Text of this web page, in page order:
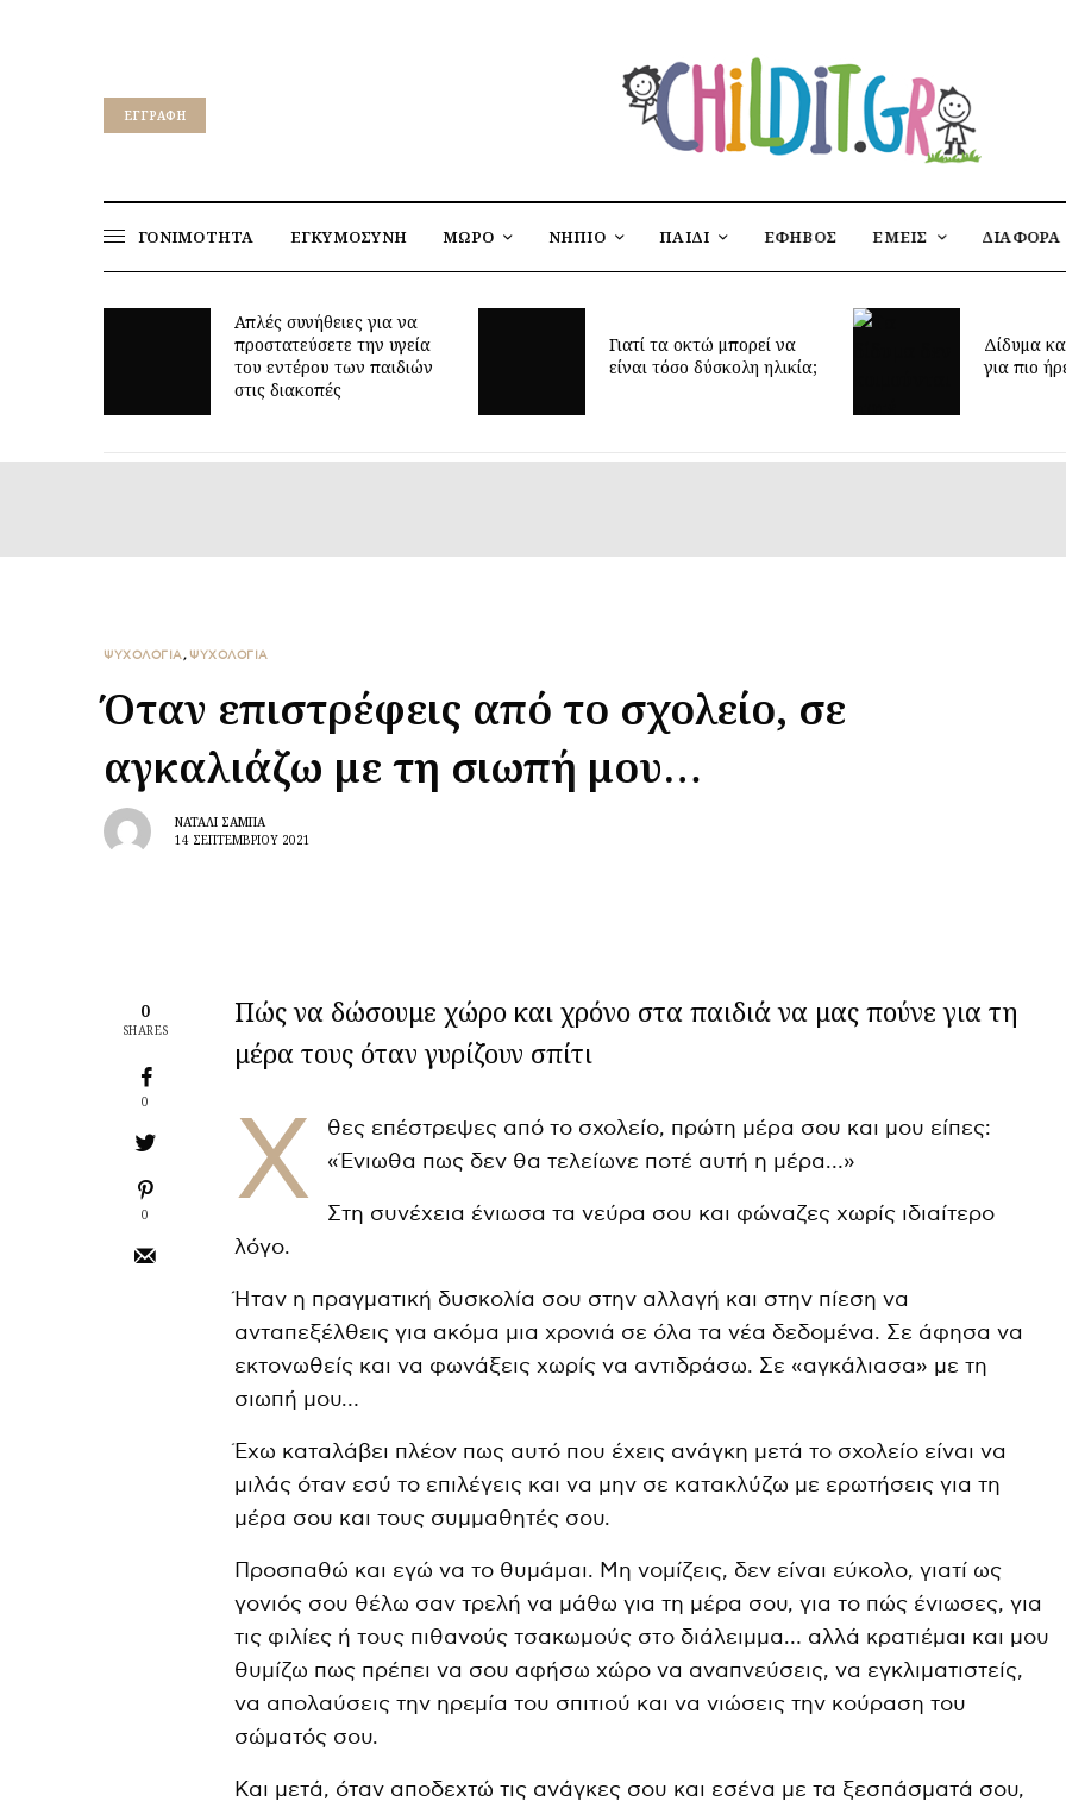
EΓΓΡΑΦΉ
ΓΟΝΙΜΟΤΗΤΑ ΕΓΚΥΜΟΣΥΝΗ ΜΩΡΟ ΝΗΠΙΟ ΠΑΙΔΙ ΕΦΗΒΟΣ ΕΜΕΙΣ ΔΙΑΦΟΡΑ
Γιατί τα οκτώ μπορεί να
είναι τόσο δύσκολη ηλικία;
Δίδυμα και ύπνος: μυστικά
για πιο ήρεμες νύχτες
Έφτασε η
παιδικό
ΨΥΧΟΛΟΓΙΑ, ΨΥΧΟΛΟΓΙΑ
Όταν επιστρέφεις από το σχολείο, σε
αγκαλιάζω με τη σιωπή μου…
ΝΑΤΑΛΊ ΣΑΜΠΆ
14 ΣΕΠΤΕΜΒΡΊΟΥ 2021
0
SHARES
0
0
Πώς να δώσουμε χώρο και χρόνο στα παιδιά να μας πούνε για τη
μέρα τους όταν γυρίζουν σπίτι
Χ
θες επέστρεψες από το σχολείο, πρώτη μέρα σου και μου είπες:
«Ένιωθα πως δεν θα τελείωνε ποτέ αυτή η μέρα…»
Στη συνέχεια ένιωσα τα νεύρα σου και φώναζες χωρίς ιδιαίτερο
λόγο.
Ήταν η πραγματική δυσκολία σου στην αλλαγή και στην πίεση να
ανταπεξέλθεις για ακόμα μια χρονιά σε όλα τα νέα δεδομένα. Σε άφησα να
εκτονωθείς και να φωνάξεις χωρίς να αντιδράσω. Σε «αγκάλιασα» με τη
σιωπή μου…
Έχω καταλάβει πλέον πως αυτό που έχεις ανάγκη μετά το σχολείο είναι να
μιλάς όταν εσύ το επιλέγεις και να μην σε κατακλύζω με ερωτήσεις για τη
μέρα σου και τους συμμαθητές σου.
Προσπαθώ και εγώ να το θυμάμαι. Μη νομίζεις, δεν είναι εύκολο, γιατί ως
γονιός σου θέλω σαν τρελή να μάθω για τη μέρα σου, για το πώς ένιωσες, για
τις φιλίες ή τους πιθανούς τσακωμούς στο διάλειμμα… αλλά κρατιέμαι και μου
θυμίζω πως πρέπει να σου αφήσω χώρο να αναπνεύσεις, να εγκλιματιστείς,
να απολαύσεις την ηρεμία του σπιτιού και να νιώσεις την κούραση του
σώματός σου.
Και μετά, όταν αποδεχτώ τις ανάγκες σου και εσένα με τα ξεσπάσματά σου,